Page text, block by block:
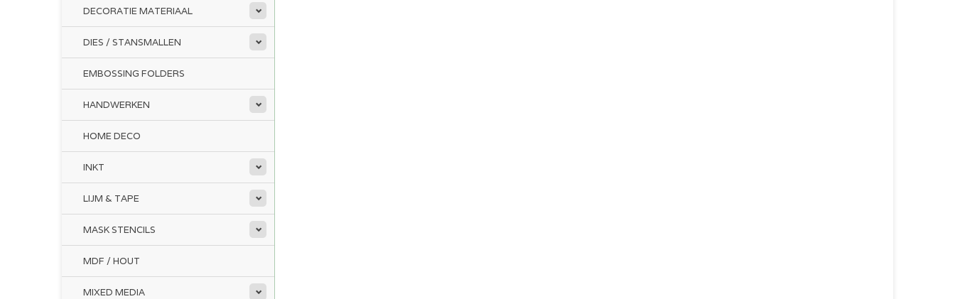
DECORATIE MATERIAAL
DIES / STANSMALLEN
EMBOSSING FOLDERS
HANDWERKEN
HOME DECO
INKT
LIJM & TAPE
MASK STENCILS
MDF / HOUT
MIXED MEDIA